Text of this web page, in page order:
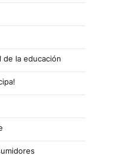
de la educación